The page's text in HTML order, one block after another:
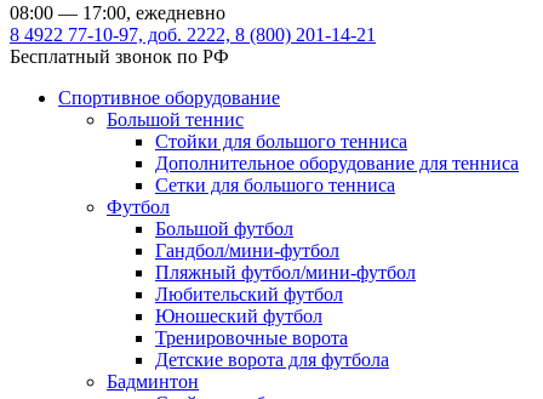
08:00 — 17:00, ежедневно
8 4922 77-10-97, доб. 2222, 8 (800) 201-14-21
Бесплатный звонок по РФ
Спортивное оборудование
Большой теннис
Стойки для большого тенниса
Дополнительное оборудование для тенниса
Сетки для большого тенниса
Футбол
Большой футбол
Гандбол/мини-футбол
Пляжный футбол/мини-футбол
Любительский футбол
Юношеский футбол
Тренировочные ворота
Детские ворота для футбола
Бадминтон